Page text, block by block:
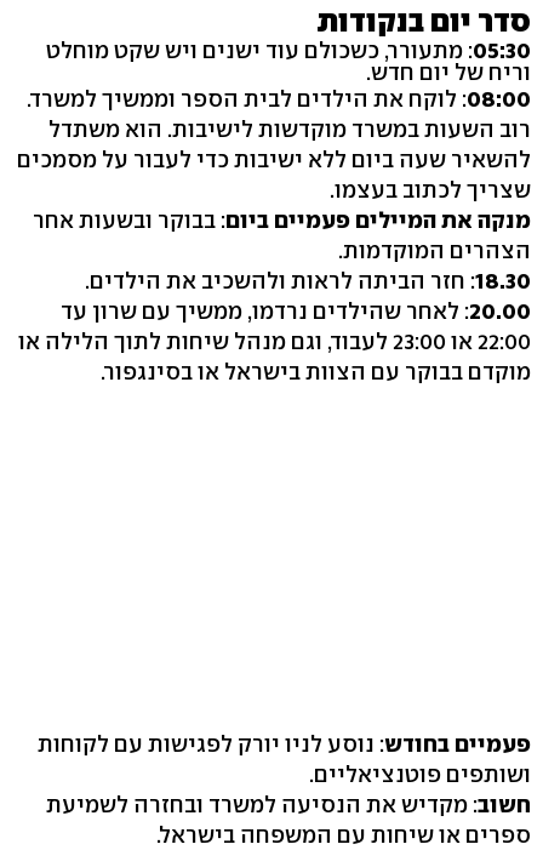
סדר יום בנקודות
05:30: מתעורר, כשכולם עוד ישנים ויש שקט מוחלט
וריח של יום חדש.
08:00: לוקח את הילדים לבית הספר וממשיך למשרד.
רוב השעות במשרד מוקדשות לישיבות. הוא משתדל
להשאיר שעה ביום ללא ישיבות כדי לעבור על מסמכים
שצריך לכתוב בעצמו.
מנקה את המיילים פעמיים ביום: בבוקר ובשעות אחר
הצהרים המוקדמות.
18.30: חזר הביתה לראות ולהשכיב את הילדים.
20.00: לאחר שהילדים נרדמו, ממשיך עם שרון עד
22:00 או 23:00 לעבוד, וגם מנהל שיחות לתוך הלילה או
מוקדם בבוקר עם הצוות בישראל או בסינגפור.
פעמיים בחודש: נוסע לניו יורק לפגישות עם לקוחות
ושותפים פוטנציאליים.
חשוב: מקדיש את הנסיעה למשרד ובחזרה לשמיעת
ספרים או שיחות עם המשפחה בישראל.